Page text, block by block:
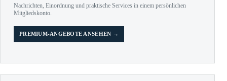
Nachrichten, Einordnung und praktische Services in einem persönlichen
Mitgliedskonto.
PREMIUM-ANGEBOTE ANSEHEN →